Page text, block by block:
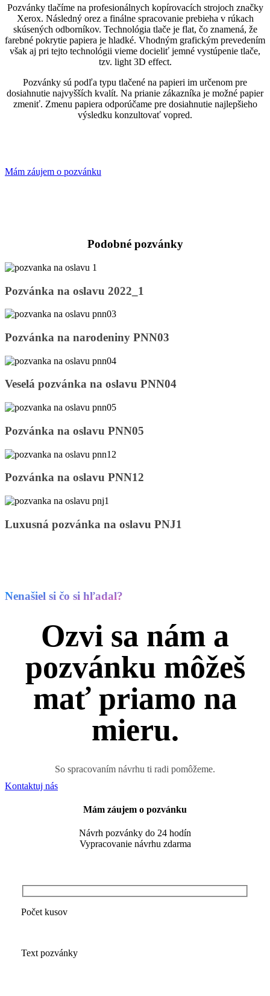
Pozvánky tlačíme na profesionálnych kopírovacích strojoch značky
Xerox. Následný orez a finálne spracovanie prebieha v rúkach
skúsených odborníkov. Technológia tlače je flat, čo znamená, že
farebné pokrytie papiera je hladké. Vhodným grafickým prevedením
však aj pri tejto technológii vieme docieliť jemné vystúpenie tlače,
tzv. light 3D effect.
Pozvánky sú podľa typu tlačené na papieri im určenom pre
dosiahnutie najvyšších kvalít. Na prianie zákazníka je možné papier
zmeniť. Zmenu papiera odporúčame pre dosiahnutie najlepšieho
výsledku konzultovať vopred.
Mám záujem o pozvánku
Podobné pozvánky
Pozvánka
oslavu
2022_1
Pozvánka na oslavu 2022_1
Pozvánka
narodeniny
PNN03
Pozvánka na narodeniny PNN03
Veselá
pozvánka
na
oslavu
PNN04
Veselá pozvánka na oslavu PNN04
Pozvánka
oslavu
PNN05
Pozvánka na oslavu PNN05
Pozvánka
oslavu
PNN12
Pozvánka na oslavu PNN12
Luxusná
Luxusná pozvánka na oslavu PNJ1
Nenašiel si čo si hľadal?
Ozvi sa nám a
pozvánku môžeš
mať priamo na
mieru.
So spracovaním návrhu ti radi pomôžeme.
Kontaktuj nás
Mám záujem o pozvánku
Návrh pozvánky do 24 hodín
Vypracovanie návrhu zdarma
Počet kusov
Text pozvánky